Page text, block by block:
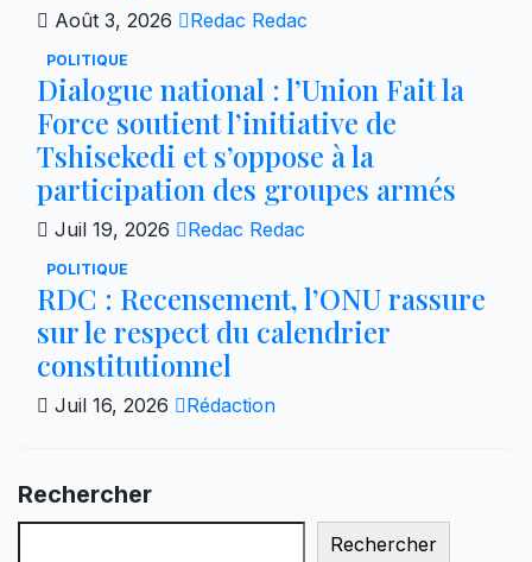
Août 3, 2026 Redac Redac
POLITIQUE
Dialogue national : l’Union Fait la
Force soutient l’initiative de
Tshisekedi et s’oppose à la
participation des groupes armés
Juil 19, 2026 Redac Redac
POLITIQUE
RDC : Recensement, l’ONU rassure
sur le respect du calendrier
constitutionnel
Juil 16, 2026 Rédaction
Rechercher
Rechercher